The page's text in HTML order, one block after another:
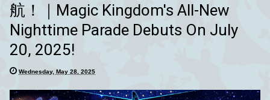
航！｜Magic Kingdom's All-New
Nighttime Parade Debuts On July
20, 2025!
Wednesday, May 28, 2025